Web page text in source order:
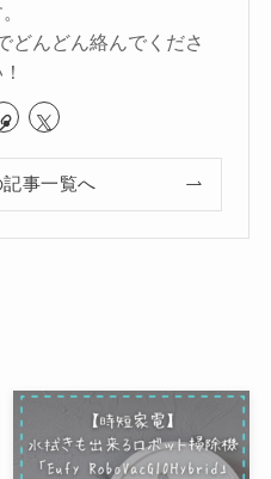
どんどん絡んでくださ
事一覧へ